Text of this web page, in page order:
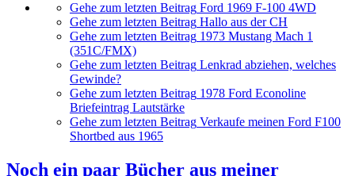
Gehe zum letzten Beitrag Ford 1969 F-100 4WD
Gehe zum letzten Beitrag Hallo aus der CH
Gehe zum letzten Beitrag 1973 Mustang Mach 1
(351C/FMX)
Gehe zum letzten Beitrag Lenkrad abziehen, welches
Gewinde?
Gehe zum letzten Beitrag 1978 Ford Econoline
Briefeintrag Lautstärke
Gehe zum letzten Beitrag Verkaufe meinen Ford F100
Shortbed aus 1965
Noch ein paar Bücher aus meiner